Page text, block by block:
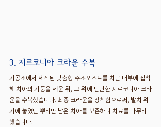
3. 지르코니아 크라운 수복
기공소에서 제작된 맞춤형 주조포스트를 치근 내부에 접착
해 치아의 기둥을 세운 뒤, 그 위에 단단한 지르코니아 크라
운을 수복했습니다. 최종 크라운을 장착함으로써, 발치 위
기에 놓였던 뿌리만 남은 치아를 보존하며 치료를 마무리
했습니다.